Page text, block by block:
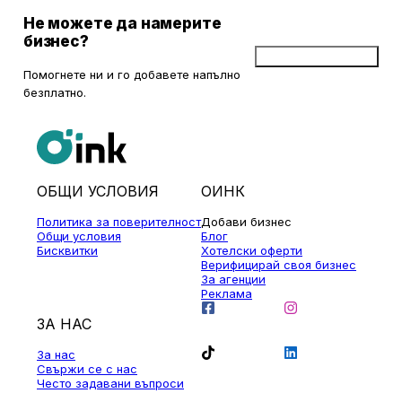
Не можете да намерите
бизнес?
Помогнете ни и го добавете напълно
безплатно.
ОБЩИ УСЛОВИЯ
Политика за поверителност
Общи условия
Бисквитки
ОИНК
Добави бизнес
Блог
Хотелски оферти
Верифицирай своя бизнес
За агенции
Реклама
ЗА НАС
За нас
Свържи се с нас
Често задавани въпроси